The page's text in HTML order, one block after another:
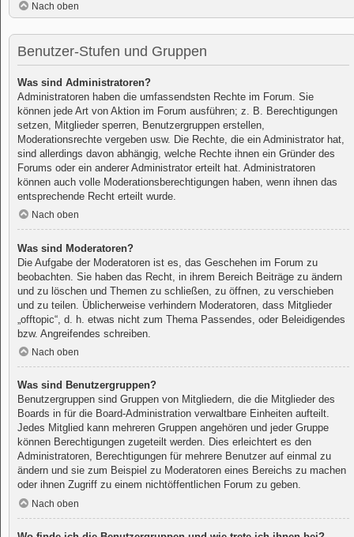
Nach oben
Benutzer-Stufen und Gruppen
Was sind Administratoren?
Administratoren haben die umfassendsten Rechte im Forum. Sie
können jede Art von Aktion im Forum ausführen; z. B. Berechtigungen
setzen, Mitglieder sperren, Benutzergruppen erstellen,
Moderationsrechte vergeben usw. Die Rechte, die ein Administrator hat,
sind allerdings davon abhängig, welche Rechte ihnen ein Gründer des
Forums oder ein anderer Administrator erteilt hat. Administratoren
können auch volle Moderationsberechtigungen haben, wenn ihnen das
entsprechende Recht erteilt wurde.
Nach oben
Was sind Moderatoren?
Die Aufgabe der Moderatoren ist es, das Geschehen im Forum zu
beobachten. Sie haben das Recht, in ihrem Bereich Beiträge zu ändern
und zu löschen und Themen zu schließen, zu öffnen, zu verschieben
und zu teilen. Üblicherweise verhindern Moderatoren, dass Mitglieder
„offtopic“, d. h. etwas nicht zum Thema Passendes, oder Beleidigendes
bzw. Angreifendes schreiben.
Nach oben
Was sind Benutzergruppen?
Benutzergruppen sind Gruppen von Mitgliedern, die die Mitglieder des
Boards in für die Board-Administration verwaltbare Einheiten aufteilt.
Jedes Mitglied kann mehreren Gruppen angehören und jeder Gruppe
können Berechtigungen zugeteilt werden. Dies erleichtert es den
Administratoren, Berechtigungen für mehrere Benutzer auf einmal zu
ändern und sie zum Beispiel zu Moderatoren eines Bereichs zu machen
oder ihnen Zugriff zu einem nichtöffentlichen Forum zu geben.
Nach oben